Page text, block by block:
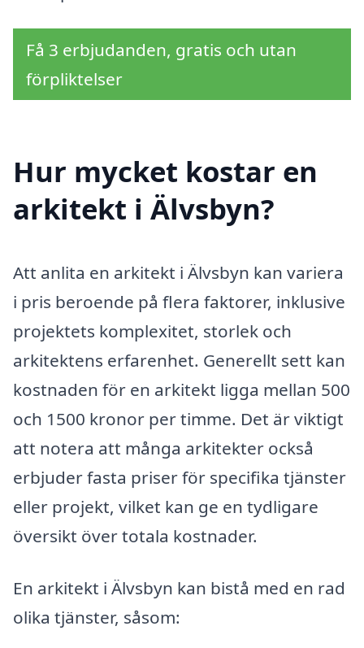
Få 3 erbjudanden, gratis och utan
förpliktelser
Hur mycket kostar en
arkitekt i Älvsbyn?
Att anlita en arkitekt i Älvsbyn kan variera
i pris beroende på flera faktorer, inklusive
projektets komplexitet, storlek och
arkitektens erfarenhet. Generellt sett kan
kostnaden för en arkitekt ligga mellan 500
och 1500 kronor per timme. Det är viktigt
att notera att många arkitekter också
erbjuder fasta priser för specifika tjänster
eller projekt, vilket kan ge en tydligare
översikt över totala kostnader.
En arkitekt i Älvsbyn kan bistå med en rad
olika tjänster, såsom: